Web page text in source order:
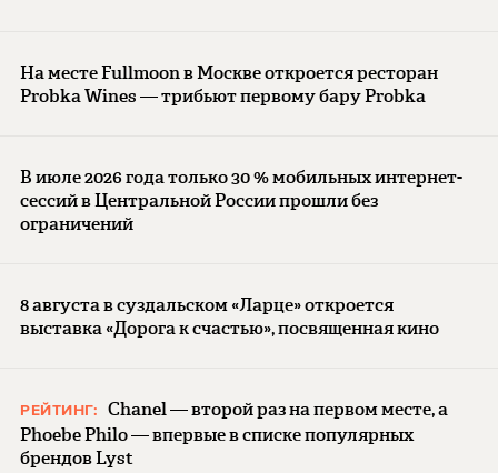
На месте Fullmoon в Москве откроется ресторан
Probka Wines — трибьют первому бару Probka
В июле 2026 года только 30 % мобильных интернет-
сессий в Центральной России прошли без
ограничений
8 августа в суздальском «Ларце» откроется
выставка «Дорога к счастью», посвященная кино
РЕЙТИНГ: Chanel — второй раз на первом месте, а
Phoebe Philo — впервые в списке популярных
брендов Lyst